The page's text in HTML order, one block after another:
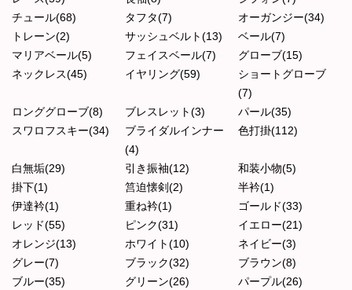
チュール(68)
タフタ(7)
オーガンジー(34)
トレーン(2)
サッシュベルト(13)
ベール(7)
マリアベール(5)
フェイスベール(7)
グローブ(15)
ネックレス(45)
イヤリング(59)
ショートグローブ
(7)
ロンググローブ(8)
ブレスレット(3)
パール(35)
スワロフスキー(34)
ブライダルインナー
(4)
色打掛(112)
白無垢(29) 引き振袖(12)
和装小物(5)
掛下(1)
筥迫懐剣(2)
半衿(1)
伊達衿(1)
重ね衿(1)
ゴールド(33)
レッド(55)
ピンク(31)
イエロー(21)
オレンジ(13)
ホワイト(10)
ネイビー(3)
グレー(7)
ブラック(32)
ブラウン(8)
ブルー(35)
グリーン(26) パープル(26)